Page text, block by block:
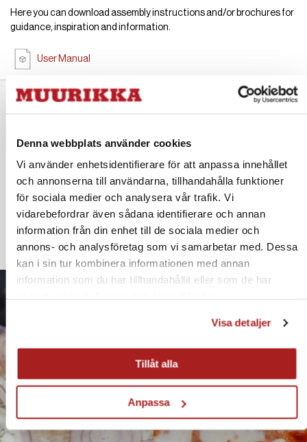
Denna webbplats använder cookies
Vi använder enhetsidentifierare för att anpassa innehållet
och annonserna till användarna, tillhandahålla funktioner
för sociala medier och analysera vår trafik. Vi
vidarebefordrar även sådana identifierare och annan
information från din enhet till de sociala medier och
annons- och analysföretag som vi samarbetar med. Dessa
kan i sin tur kombinera informationen med annan
information som du har tillhandahållit eller som de har
Visa detaljer
Tillåt alla
Anpassa
Here you can download assembly instructions and/or brochures for
guidance, inspiration and information.
User Manual
Pizza spatula Aluminium Pizza spatula Aluminium